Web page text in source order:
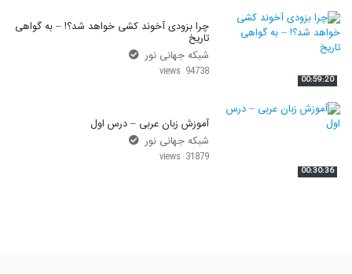
00:59:20
چرا بزودی آخوند کشی خواهد شد؟! – به گواهی
تاریخ
شبکه جهانی نور
94738 views
00:30:36
آموزش زبان عربی – درس اول
شبکه جهانی نور
31879 views